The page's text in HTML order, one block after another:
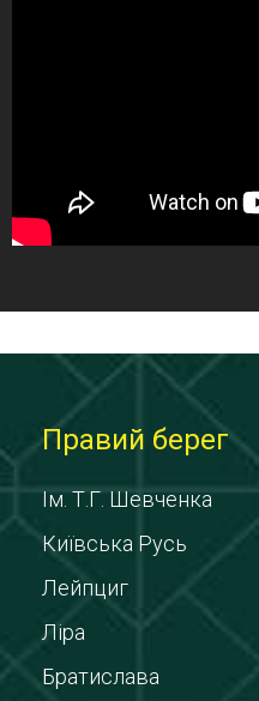
Правий берег
Ім. Т.Г. Шевченка
Київська Русь
Лейпциг
Ліра
Братислава